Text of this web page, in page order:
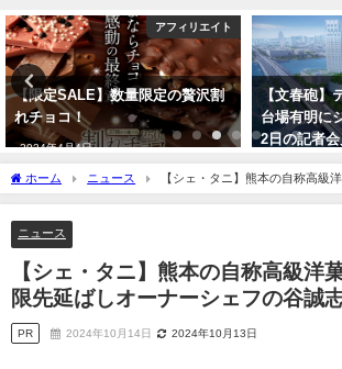
アフィリエイト
【限定SALE】数量限定の贅沢割
れチョコ！
2024年4月4日
【文春砲】
台場有明に
2日の記者
にテレ朝が
で開き直り
ホーム ニュース
【シェ・タニ】熊本の自称高級
しオーナーシェフの谷誠志がLINEで指示
ニュース
【シェ・タニ】熊本の自称高級洋
限先延ばしオーナーシェフの谷誠
PR 2024年10月14日 2024年10月13日